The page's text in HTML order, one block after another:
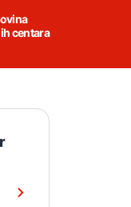
centara